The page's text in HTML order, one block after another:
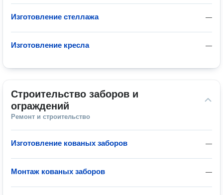
—
Изготовление стеллажа
—
Изготовление кресла
Строительство заборов и
ограждений
Ремонт и строительство
—
Изготовление кованых заборов
—
Монтаж кованых заборов